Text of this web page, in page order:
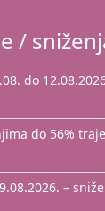
/
do
do 56%
–